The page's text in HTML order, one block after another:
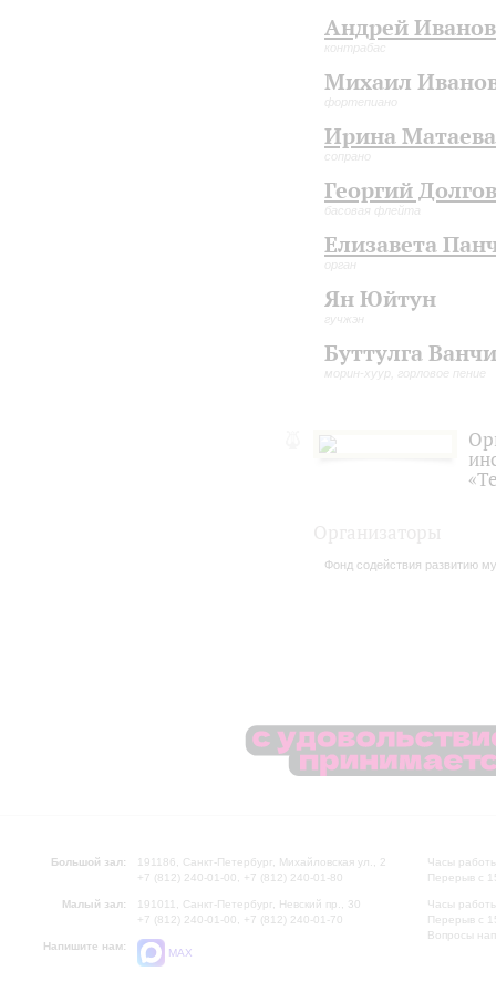
Андрей Иванов
контрабас
Михаил
фортепиано
Ирина Матаева
сопрано
Георгий Долгов
басовая флейта
Елизавета
орган
Ян Юйтун
гучжэн
Буттулга
морин-хуур, горловое пение
Фонд содействия развитию
Большой зал:
191186, Санкт-Петербург, Михайловская ул., 2
+7 (812) 240-01-00, +7 (812) 240-01-80
Малый зал:
191011, Санкт-Петербург, Невский пр., 30
+7 (812) 240-01-00, +7 (812) 240-01-70
Напишите нам:
MAX
Часы
Перерыв с
Часы
Перерыв с
Вопросы